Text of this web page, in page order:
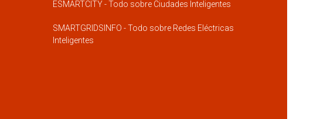
ESMARTCITY - Todo sobre Ciudades Inteligentes
SMARTGRIDSINFO - Todo sobre Redes Eléctricas
Inteligentes